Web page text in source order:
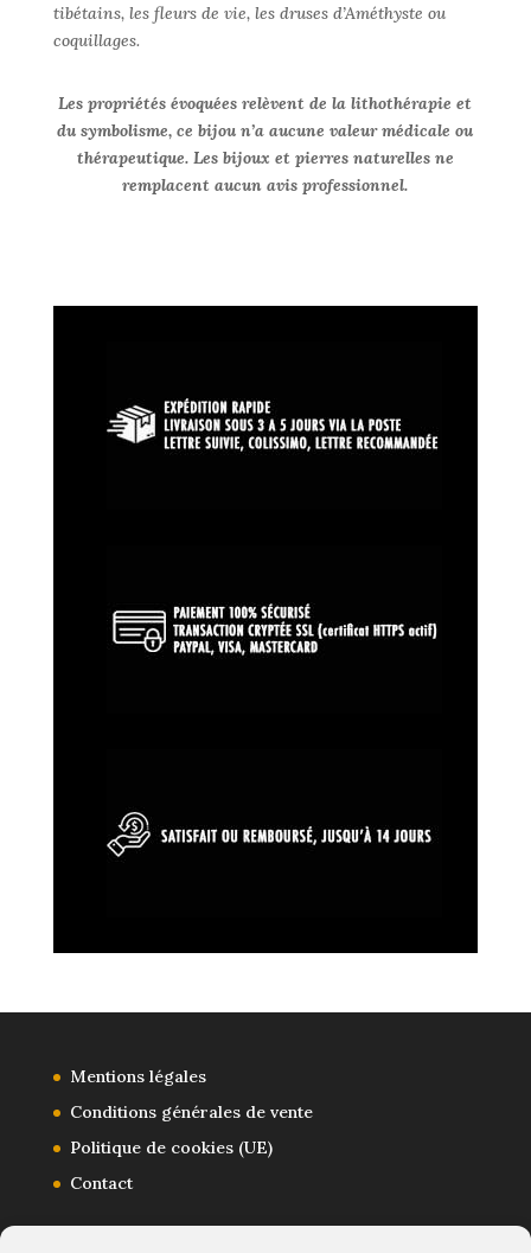
tibétains, les fleurs de vie, les druses d’Améthyste ou
coquillages.
Les propriétés évoquées relèvent de la lithothérapie et
du symbolisme, ce bijou n’a aucune valeur médicale ou
thérapeutique. Les bijoux et pierres naturelles ne
remplacent aucun avis professionnel.
Mentions légales
Conditions générales de vente
Politique de cookies (UE)
Contact